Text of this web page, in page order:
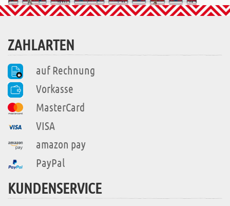
ZAHLARTEN
auf Rechnung
Vorkasse
MasterCard
VISA
amazon pay
PayPal
KUNDENSERVICE